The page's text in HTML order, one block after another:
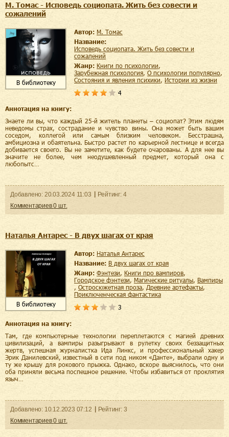
М. Томас - Исповедь социопата. Жить без совести и
сожалений
В библиотеку
Автор:
М. Томас
Название:
Исповедь социопата. Жить без совести и
сожалений
Жанр:
книги по психологии,
зарубежная психология, о психологии популярно,
состояния и явления психики,
истории из жизни
4
Аннотация на книгу:
Знаете ли вы, что каждый 25-й житель планеты – социопат? Этим людям
неведомы страх, сострадание и чувство вины. Она может быть вашим
соседом, коллегой или самым близким человеком. Бесстрашна,
амбициозна и обаятельна. Быстро растет по карьерной лестнице и всегда
добивается своего. Вы не заметите, как будете очарованы. А для нее вы
значите не более, чем неодушевленный предмет, который она с
любопытс…
Добавленo: 20.03.2024 11:03 Рейтинг: 4
Комментариев0 шт.
Наталья Антарес - В двух шагах от края
В библиотеку
Автор:
Наталья Антарес
Название:
В двух шагах от края
Жанр:
фэнтези, книги про вампиров,
городское фэнтези, магические ритуалы,
вампиры
,
остросюжетная проза, древние артефакты,
приключенческая фантастика
3
Аннотация на книгу:
Там, где компьютерные технологии переплетаются с магией древних
цивилизаций, а вампиры разыгрывают в рулетку своих беззащитных
жертв, успешная журналистка Ида Линкс, и профессиональный хакер
Эрик Данилевский, известный в сети под ником «Данте», выбрали одну и
ту же крышу для рокового прыжка. Однако, вскоре выяснилось, что они
оба приняли весьма поспешное решение. Чтобы избавиться от проклятия
языч…
Добавленo: 10.12.2023 07:12 Рейтинг: 3
Комментариев0 шт.